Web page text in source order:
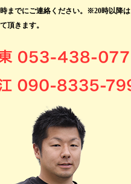
までにご連絡ください。 ※20時以降は
頂きます。